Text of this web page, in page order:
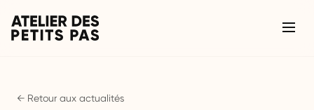
← Retour aux actualités